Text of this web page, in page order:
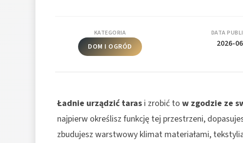
KATEGORIA
DOM I OGRÓD
DATA
2026-
Ładnie urządzić taras i zrobić to w zgodzie ze
najpierw określisz funkcję tej przestrzeni,
zbudujesz warstwowy klimat materiałami,